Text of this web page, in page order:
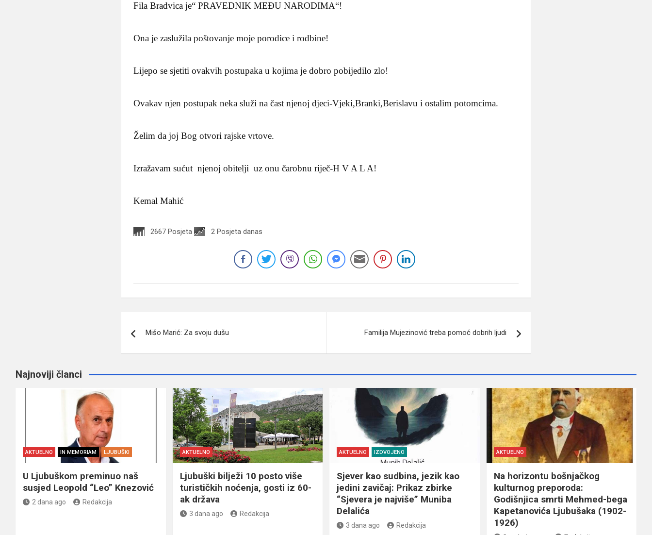
Fila Bradvica je“ PRAVEDNIK MEĐU NARODIMA“!
Ona je zaslužila poštovanje moje porodice i rodbine!
Lijepo se sjetiti ovakvih postupaka u kojima je dobro pobijedilo zlo!
Ovakav njen postupak neka služi na čast njenoj djeci-Vjeki,Branki,Berislavu i ostalim potomcima.
Želim da joj Bog otvori rajske vrtove.
Izražavam sućut njenoj obitelji uz onu čarobnu riječ-H V A L A!
Kemal Mahić
2667 Posjeta 2 Posjeta danas
članaka
Mišo Marić: Za svoju dušu Familija Mujezinović treba pomoć dobrih ljudi
Najnoviji članci
AKTUELNO IN MEMORIAM LJUBUŠKI
U Ljubuškom preminuo naš
susjed Leopold “Leo” Knezović
2 dana ago Redakcija
AKTUELNO
Ljubuški bilježi 10 posto više
turističkih noćenja, gosti iz 60-
ak država
3 dana ago Redakcija
AKTUELNO IZDVOJENO
Sjever kao sudbina, jezik kao
jedini zavičaj: Prikaz zbirke
“Sjevera je najviše” Muniba
Delalića
3 dana ago Redakcija
AKTUELNO
Na horizontu bošnjačkog
kulturnog preporoda:
Godišnjica smrti Mehmed-bega
Kapetanovića Ljubušaka (1902-
1926)